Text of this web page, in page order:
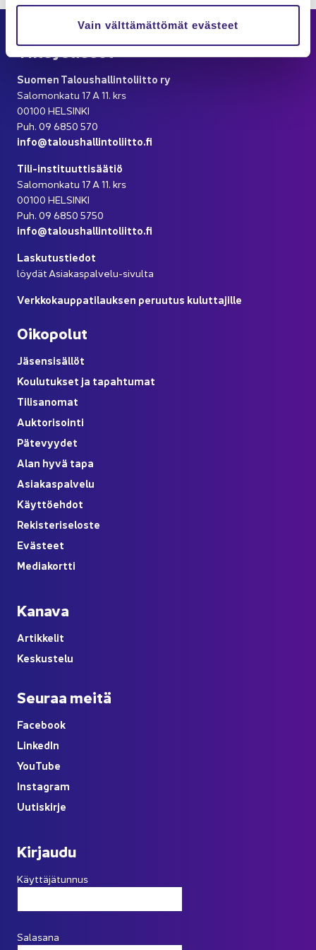
Vain välttämättömät evästeet
Yh­teys­tie­dot
Suo­men Ta­lous­hal­lin­to­liit­to ry
Sa­lo­mon­ka­tu 17 A 11. krs
00100 HEL­SIN­KI
Puh. 09 6850 570
info@ta­lous­hal­lin­to­liit­to.fi
Tili-​instituuttisäätiö
Sa­lo­mon­ka­tu 17 A 11. krs
00100 HEL­SIN­KI
Puh. 09 6850 5750
info@ta­lous­hal­lin­to­liit­to.fi
Las­ku­tus­tie­dot
löy­dät Asiakaspalvelu-​sivulta
Verk­ko­kaup­pa­ti­lauk­sen pe­ruu­tus ku­lut­ta­jil­le
Oi­ko­po­lut
Jä­sen­si­säl­löt
Kou­lu­tuk­set ja ta­pah­tu­mat
Ti­li­sa­no­mat
Auk­to­ri­soin­ti
Pä­te­vyy­det
Alan hyvä tapa
Asia­kas­pal­ve­lu
Käyt­tö­eh­dot
Re­kis­te­ri­se­los­te
Eväs­teet
Me­dia­kort­ti
Ka­na­va
Ar­tik­ke­lit
Kes­kus­te­lu
Seu­raa meitä
Face­book
Lin­ke­dIn
YouTube
Ins­ta­gram
Uu­tis­kir­je
Kir­jau­du
Käyttäjätunnus
Salasana